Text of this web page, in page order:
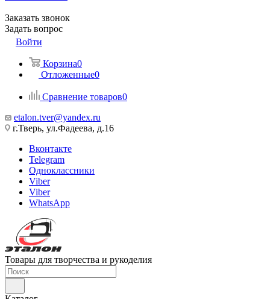
Заказать звонок
Задать вопрос
Войти
Корзина0
Отложенные0
Сравнение товаров0
etalon.tver@yandex.ru
г.Тверь, ул.Фадеева, д.16
Вконтакте
Telegram
Одноклассники
Viber
Viber
WhatsApp
Товары для творчества и рукоделия